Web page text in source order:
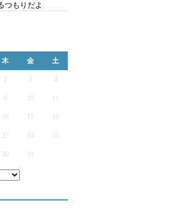
つもりだよ
木 金 土
2 3 4
9
16 17
23 24 25
30 31